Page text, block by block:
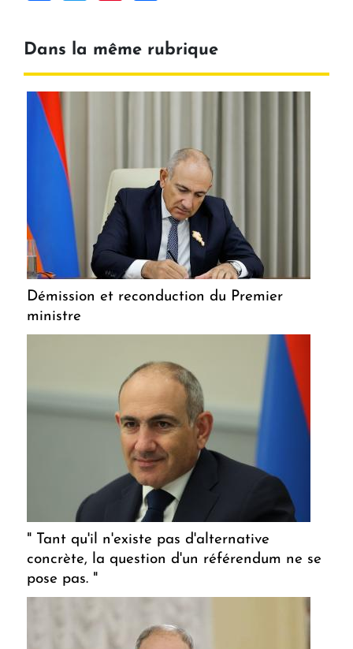
Dans la même rubrique
Démission et reconduction du Premier
ministre
" Tant qu'il n'existe pas d'alternative
concrète, la question d'un référendum ne se
pose pas. "